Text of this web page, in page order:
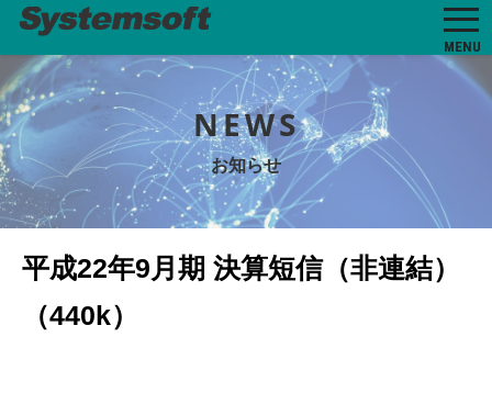
MENU
NEWS
お知らせ
平成22年9月期 決算短信（非連結）
（440k）